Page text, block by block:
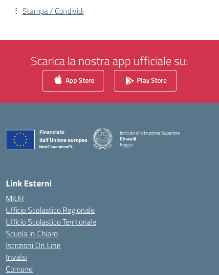
Stampa / Condividi
Scarica la nostra app ufficiale su:
App Store Play Store
Istituto di Istruzione Superiore
Einaudi
Foggia
— Visita la pagina iniziale della scuola
Link Esterni
MIUR
Ufficio Scolastico Regionale
Ufficio Scolastico Territoriale
Scuola in Chiaro
Iscrizioni On Line
Invalsi
Comune